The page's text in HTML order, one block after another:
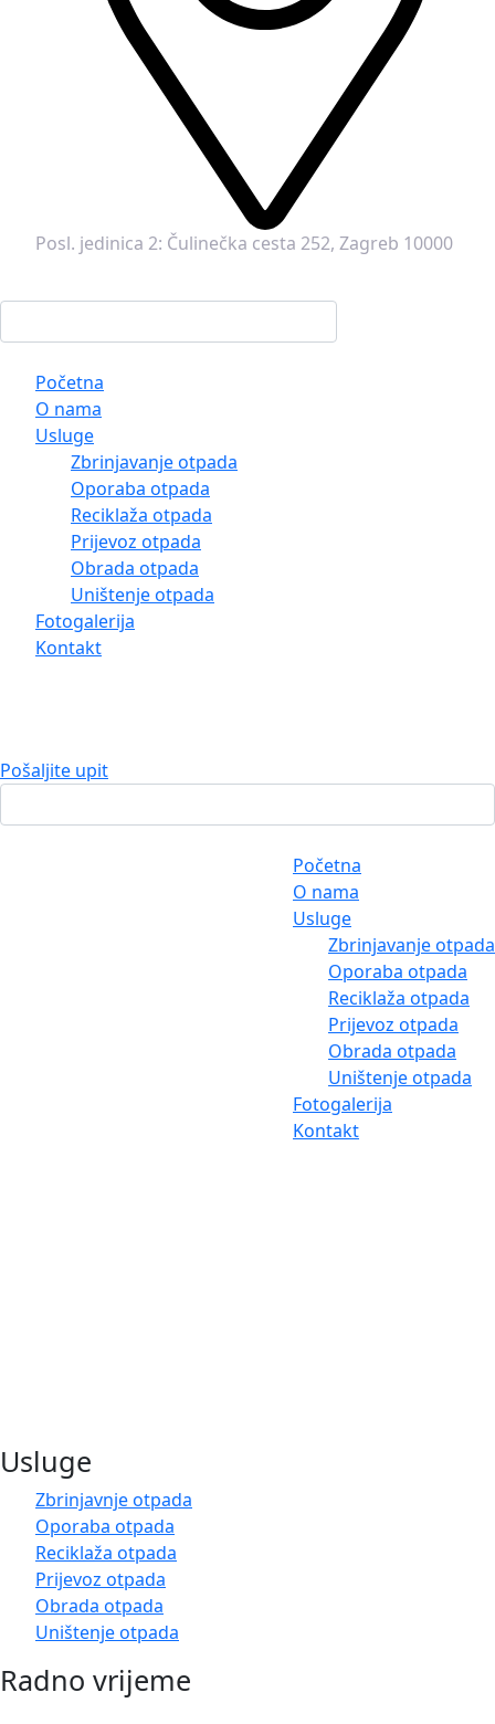
Posl. jedinica 2: Čulinečka cesta 252, Zagreb 10000
Početna
O nama
Usluge
Zbrinjavanje otpada
Oporaba otpada
Reciklaža otpada
Prijevoz otpada
Obrada otpada
Uništenje otpada
Fotogalerija
Kontakt
Pošaljite upit
Početna
O nama
Usluge
Zbrinjavanje otpada
Oporaba otpada
Reciklaža otpada
Prijevoz otpada
Obrada otpada
Uništenje otpada
Fotogalerija
Kontakt
Usluge
Zbrinjavnje otpada
Oporaba otpada
Reciklaža otpada
Prijevoz otpada
Obrada otpada
Uništenje otpada
Radno vrijeme